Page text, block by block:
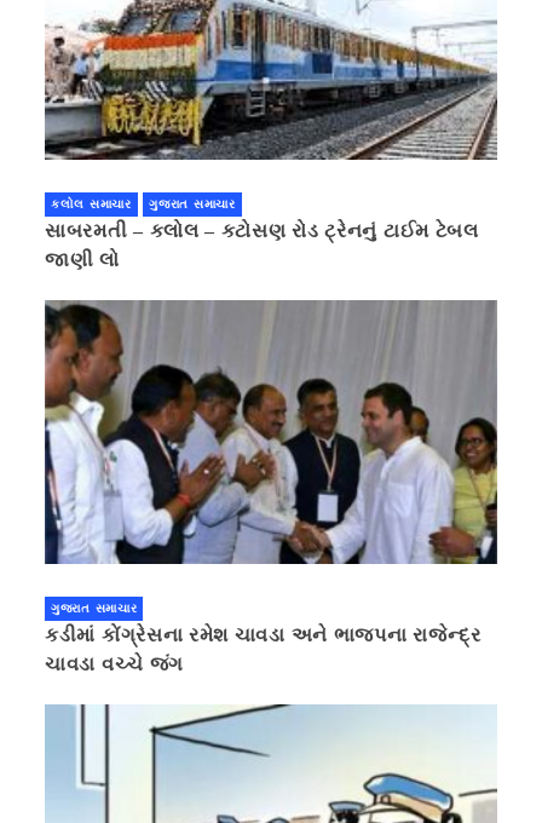
કલોલ સમાચાર ગુજરાત સમાચાર
સાબરમતી – કલોલ – કટોસણ રોડ ટ્રેનનું ટાઈમ ટેબલ
જાણી લો
ગુજરાત સમાચાર
કડીમાં કોંગ્રેસના રમેશ ચાવડા અને ભાજપના રાજેન્દ્ર
ચાવડા વચ્ચે જંગ